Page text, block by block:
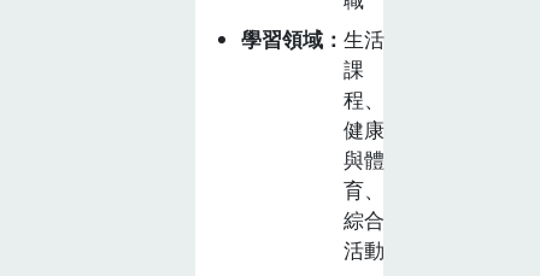
意涵，其涉及的
地理資源、農業
與環境的發展及
人文歷史脈絡，
以進一步引導學
生理解各國年菜
文化背後每道菜
所具有的特殊意
涵。話說長年菜
學習領域
生活
課
程、
健康
與體
育、
綜合
活動